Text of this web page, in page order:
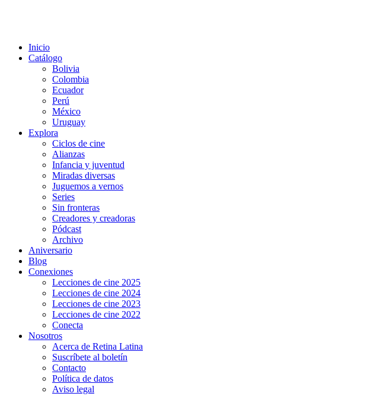
Inicio
Catálogo
Bolivia
Colombia
Ecuador
Perú
México
Uruguay
Explora
Ciclos de cine
Alianzas
Infancia y juventud
Miradas diversas
Juguemos a vernos
Series
Sin fronteras
Creadores y creadoras
Pódcast
Archivo
Aniversario
Blog
Conexiones
Lecciones de cine 2025
Lecciones de cine 2024
Lecciones de cine 2023
Lecciones de cine 2022
Conecta
Nosotros
Acerca de Retina Latina
Suscríbete al boletín
Contacto
Política de datos
Aviso legal